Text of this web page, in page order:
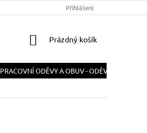
ODSTOUPENÍ OD
Přihlášení
NÁKUPNÍ
Prázdný košík
PRACOVNÍ ODĚVY A OBUV - ODĚVY A OBUV